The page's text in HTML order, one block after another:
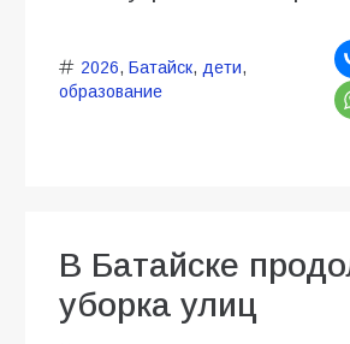
2026, Батайск, дети,
образование
В Батайске
уборка улиц